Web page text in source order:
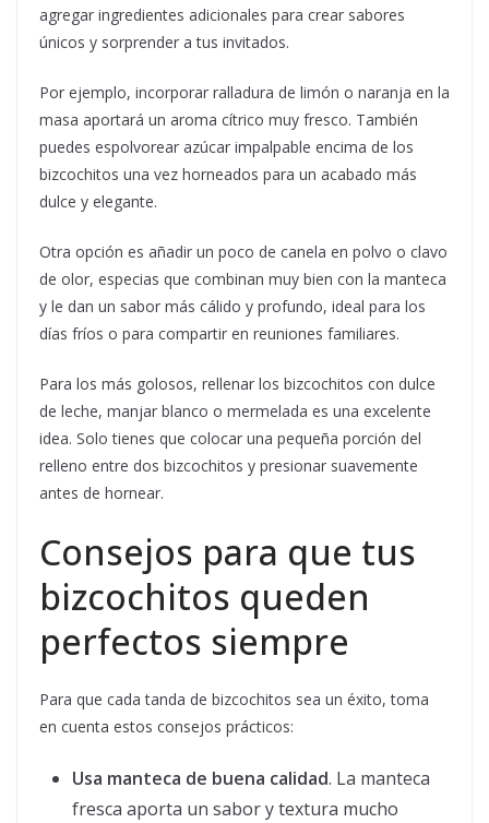
agregar ingredientes adicionales para crear sabores
únicos y sorprender a tus invitados.
Por ejemplo, incorporar ralladura de limón o naranja en la
masa aportará un aroma cítrico muy fresco. También
puedes espolvorear azúcar impalpable encima de los
bizcochitos una vez horneados para un acabado más
dulce y elegante.
Otra opción es añadir un poco de canela en polvo o clavo
de olor, especias que combinan muy bien con la manteca
y le dan un sabor más cálido y profundo, ideal para los
días fríos o para compartir en reuniones familiares.
Para los más golosos, rellenar los bizcochitos con dulce
de leche, manjar blanco o mermelada es una excelente
idea. Solo tienes que colocar una pequeña porción del
relleno entre dos bizcochitos y presionar suavemente
antes de hornear.
Consejos para que tus
bizcochitos queden
perfectos siempre
Para que cada tanda de bizcochitos sea un éxito, toma
en cuenta estos consejos prácticos:
Usa manteca de buena calidad. La manteca
fresca aporta un sabor y textura mucho